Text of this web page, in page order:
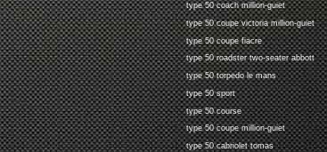
type 50 coach million-guiet
type 50 coupe victoria million-guiet
type 50 coupe fiacre
type 50 roadster two-seater abbott
type 50 torpedo le mans
type 50 sport
type 50 course
type 50 coupe million-guiet
type 50 cabriolet tomas